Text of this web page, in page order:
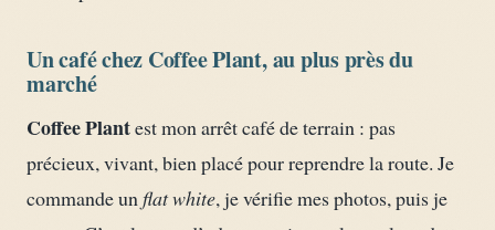
Un café chez Coffee Plant, au plus près du
marché
Coffee Plantest mon arrêt café de terrain : pas
précieux, vivant, bien placé pour reprendre la route. Je
commande unflat white, je vérifie mes photos, puis je